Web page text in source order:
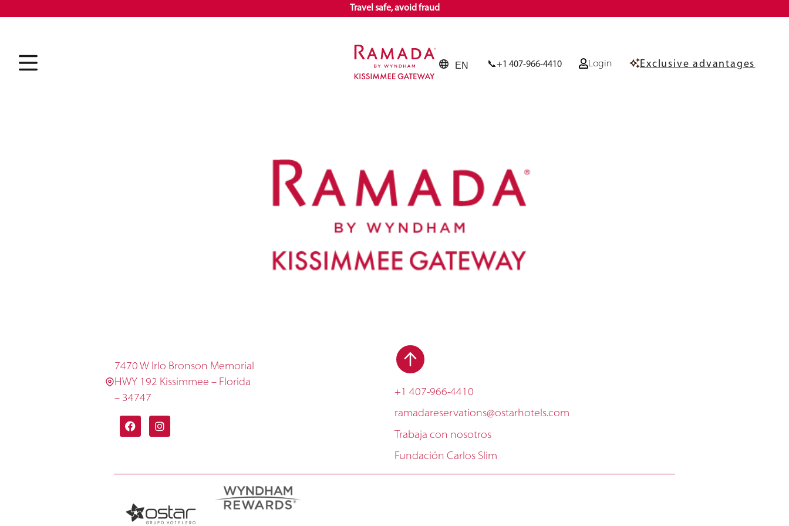
Travel safe, avoid fraud
EN +1 407-966-4410 Login Exclusive advantages
7470 W Irlo Bronson Memorial
HWY 192 Kissimmee – Florida
– 34747
+1 407-966-4410
ramadareservations@ostarhotels.com
Trabaja con nosotros
Fundación Carlos Slim